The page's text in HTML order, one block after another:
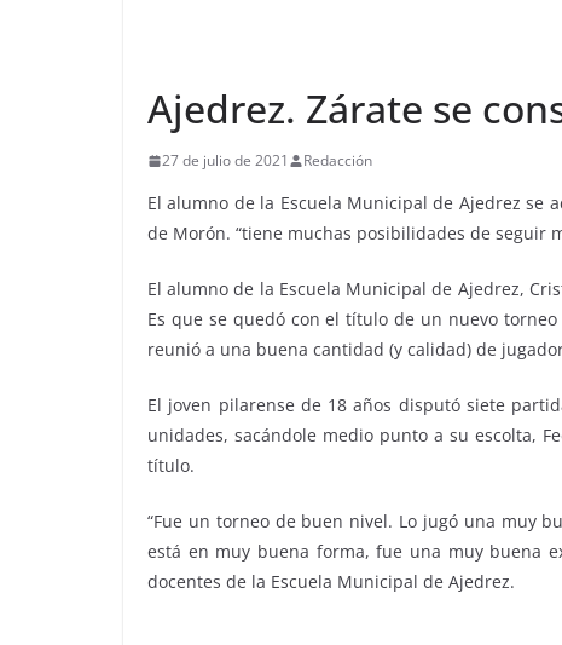
Ajedrez. Zárate se
27 de julio de 2021 Redacción
El alumno de la Escuela Municipal de Ajedrez
de Morón. “tiene muchas posibilidades de seguir
El alumno de la Escuela Municipal de Ajedrez,
Es que se quedó con el título de un nuevo
reunió a una buena cantidad (y calidad) de
El joven pilarense de 18 años disputó siete
unidades, sacándole medio punto a su escolta,
título.
“Fue un torneo de buen nivel. Lo jugó una muy
está en muy buena forma, fue una muy buena
docentes de la Escuela Municipal de Ajedrez.